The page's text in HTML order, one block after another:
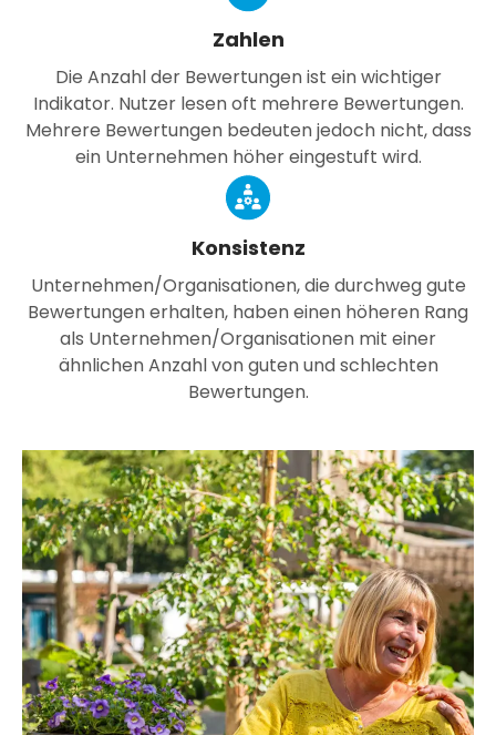
Zahlen
Die Anzahl der Bewertungen ist ein wichtiger
Indikator. Nutzer lesen oft mehrere Bewertungen.
Mehrere Bewertungen bedeuten jedoch nicht, dass
ein Unternehmen höher eingestuft wird.
Konsistenz
Unternehmen/Organisationen, die durchweg gute
Bewertungen erhalten, haben einen höheren Rang
als Unternehmen/Organisationen mit einer
ähnlichen Anzahl von guten und schlechten
Bewertungen.